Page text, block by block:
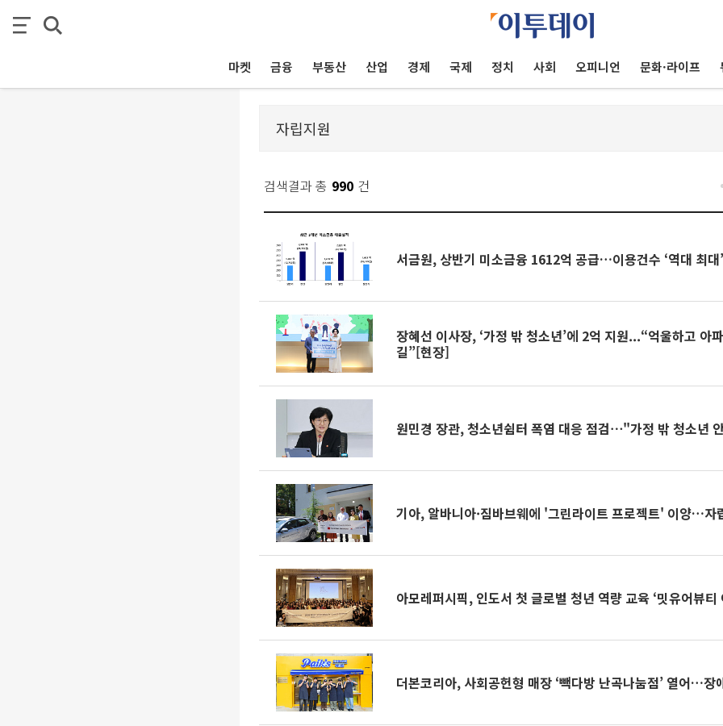
마켓 금융 부동산 산업 경제 국제 정치 사회 오피니언 문화·라이프
검색결과 총 990 건
서금원, 상반기 미소금융 1612억 공급…이용건수 ‘역대 최대
장혜선 이사장, ‘가정 밖 청소년’에 2억 지원...“억울하고 아
길”[현장]
원민경 장관, 청소년쉼터 폭염 대응 점검⋯"가정 밖 청소년
기아, 알바니아·짐바브웨에 '그린라이트 프로젝트' 이양…자
아모레퍼시픽, 인도서 첫 글로벌 청년 역량 교육 ‘밋유어뷰티
더본코리아, 사회공헌형 매장 ‘빽다방 난곡나눔점’ 열어…장